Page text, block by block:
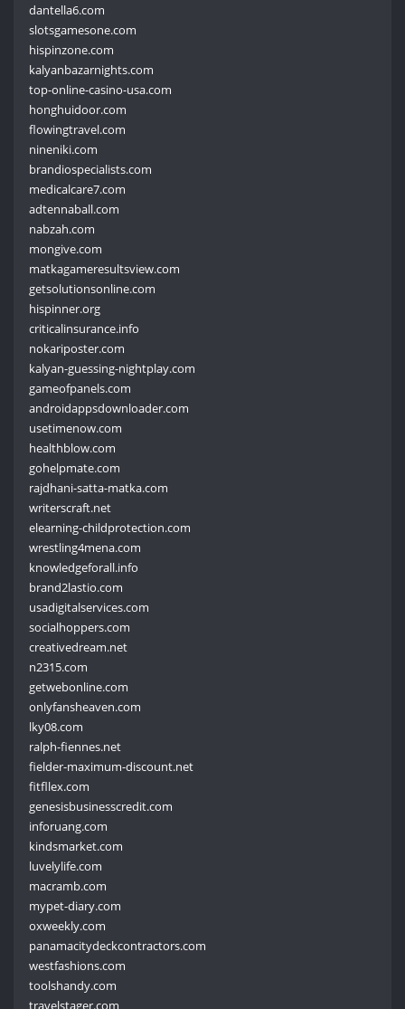
dantella6.com
slotsgamesone.com
hispinzone.com
kalyanbazarnights.com
top-online-casino-usa.com
honghuidoor.com
flowingtravel.com
nineniki.com
brandiospecialists.com
medicalcare7.com
adtennaball.com
nabzah.com
mongive.com
matkagameresultsview.com
getsolutionsonline.com
hispinner.org
criticalinsurance.info
nokariposter.com
kalyan-guessing-nightplay.com
gameofpanels.com
androidappsdownloader.com
usetimenow.com
healthblow.com
gohelpmate.com
rajdhani-satta-matka.com
writerscraft.net
elearning-childprotection.com
wrestling4mena.com
knowledgeforall.info
brand2lastio.com
usadigitalservices.com
socialhoppers.com
creativedream.net
n2315.com
getwebonline.com
onlyfansheaven.com
lky08.com
ralph-fiennes.net
fielder-maximum-discount.net
fitfllex.com
genesisbusinesscredit.com
inforuang.com
kindsmarket.com
luvelylife.com
macramb.com
mypet-diary.com
oxweekly.com
panamacitydeckcontractors.com
westfashions.com
toolshandy.com
travelstager.com